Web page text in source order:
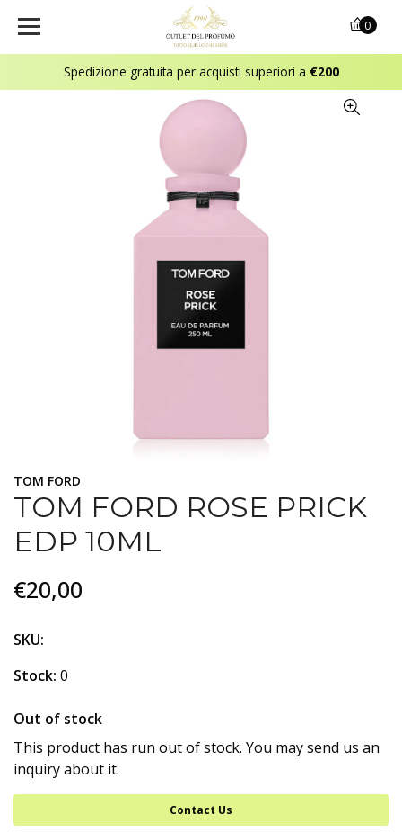
Spedizione gratuita per acquisti superiori a €200
0
TOM FORD
TOM FORD ROSE PRICK
EDP 10ML
€20,00
SKU:
Stock: 0
Out of stock
This product has run out of stock. You may send us an
inquiry about it.
Contact Us